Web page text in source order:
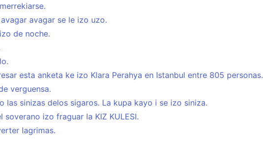
avagar se le izo uzo.
de noche.
esta anketa ke izo Klara Perahya en Istanbul entre 805 personas.
verguensa.
las sinizas delos sigaros. La kupa kayo i se izo siniza.
soverano izo fraguar la KIZ KULESI.
lagrimas.